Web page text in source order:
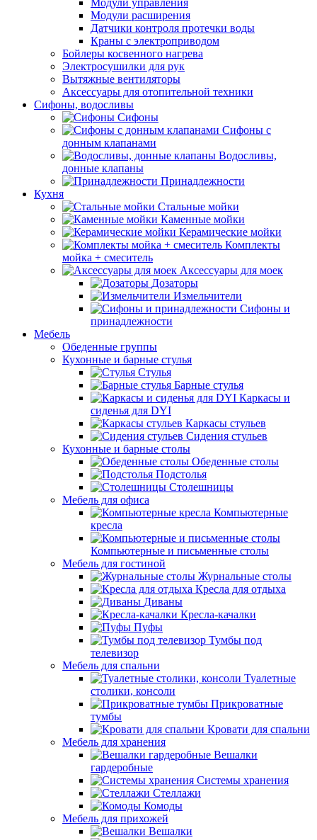
Модули управления
Модули расширения
Датчики контроля протечки воды
Краны с электроприводом
Бойлеры косвенного нагрева
Электросушилки для рук
Вытяжные вентиляторы
Аксессуары для отопительной техники
Сифоны, водосливы
Сифоны
Сифоны с
донным клапанами
Водосливы,
донные клапаны
Принадлежности
Кухня
Стальные мойки
Каменные мойки
Керамические мойки
Комплекты
мойка + смеситель
Аксессуары для моек
Дозаторы
Измельчители
Сифоны и
принадлежности
Мебель
Обеденные группы
Кухонные и барные стулья
Стулья
Барные стулья
Каркасы и
сиденья для DYI
Каркасы стульев
Сидения стульев
Кухонные и барные столы
Обеденные столы
Подстолья
Столешницы
Мебель для офиса
Компьютерные
кресла
Компьютерные и письменные столы
Мебель для гостиной
Журнальные столы
Кресла для отдыха
Диваны
Кресла-качалки
Пуфы
Тумбы под
телевизор
Мебель для спальни
Туалетные
столики, консоли
Прикроватные
тумбы
Кровати для спальни
Мебель для хранения
Вешалки
гардеробные
Системы хранения
Стеллажи
Комоды
Мебель для прихожей
Вешалки